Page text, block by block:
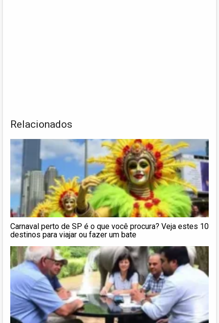
Relacionados
Carnaval perto de SP é o que você procura? Veja estes 10
destinos para viajar ou fazer um bate